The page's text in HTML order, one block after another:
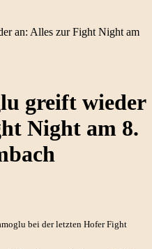
an: Alles zur Fight Night am
greift wieder
Night am 8.
bei der letzten Hofer Fight